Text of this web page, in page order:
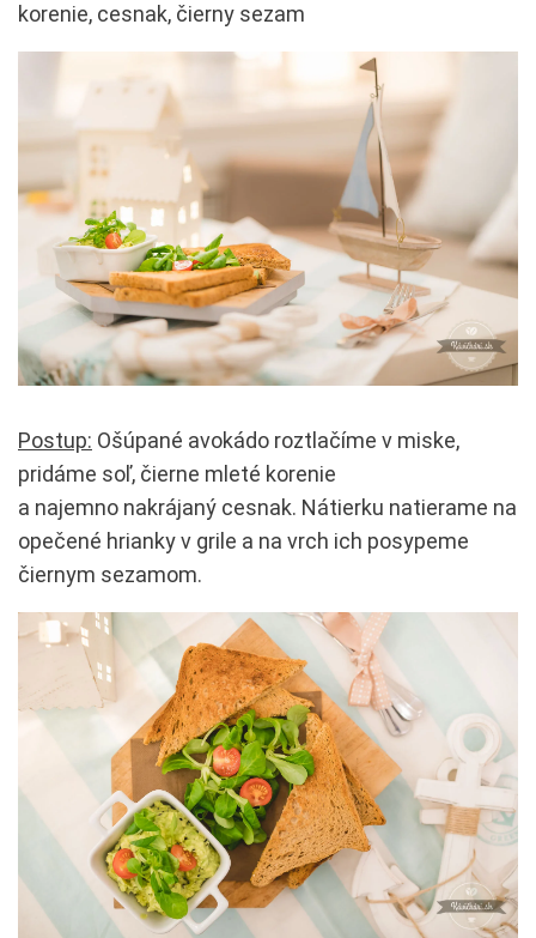
korenie, cesnak, čierny sezam
Postup: Ošúpané avokádo roztlačíme v miske,
pridáme soľ, čierne mleté korenie
a najemno nakrájaný cesnak. Nátierku natierame na
opečené hrianky v grile a na vrch ich posypeme
čiernym sezamom.